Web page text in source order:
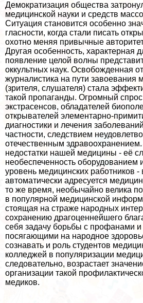
Демократизация общества
медицинской науки и средств
Ситуация становится особенно
гласности, когда стали писать
охотно меняя привычные
Другая особенность, хаpaктерная
появление целой волны
оккультных наук. Освобожденная
журналистика на пути завоевания
(зрителя, слушателя) стала
такой пропаганды. Огромный
экстрасенсов, обладателей
открывателей элементарно-
диагностики и лечения
частности, следствием
отечественным
недостатки нашей медицины - её
необеспеченность оборудованием
уровень медицинских работников
автоматически адресуется
то же время, необычайно велика
в популярной медицинской
стоящая на страже народных
сохранению драгоценнейшего
себя задачу борьбы с профанами
посягающими на народное
сознавать и роль студентов
колледжей в популяризации
следовательно, возрастает
организации такой
медиков.